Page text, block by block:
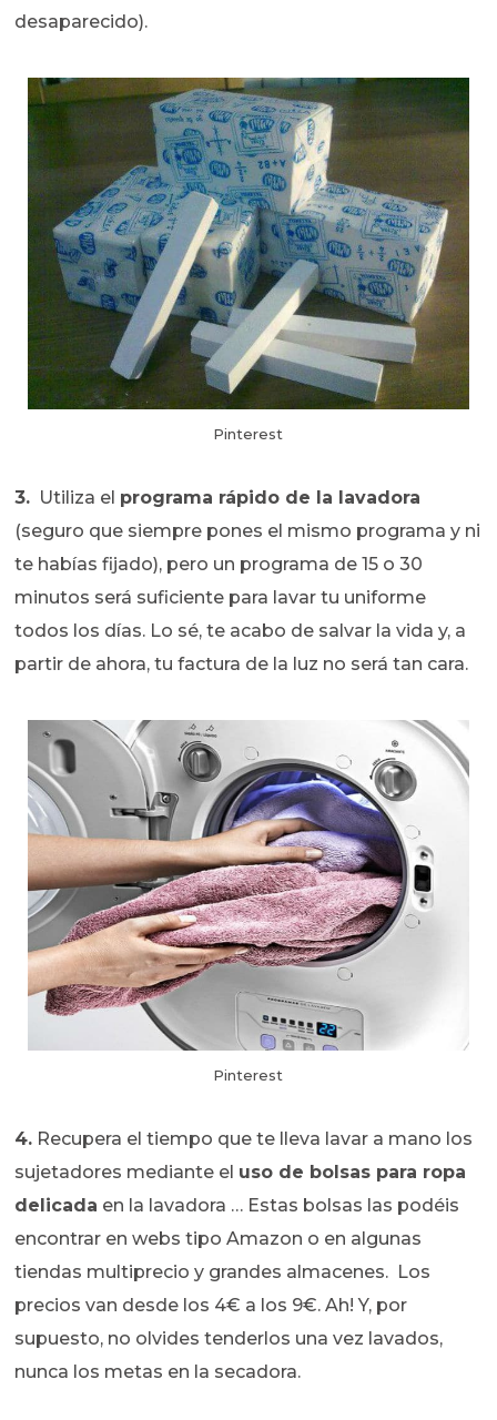
desaparecido).
Pinterest
3. Utiliza el programa rápido de la lavadora
(seguro que siempre pones el mismo programa y ni
te habías fijado), pero un programa de 15 o 30
minutos será suficiente para lavar tu uniforme
todos los días. Lo sé, te acabo de salvar la vida y, a
partir de ahora, tu factura de la luz no será tan cara.
Pinterest
4. Recupera el tiempo que te lleva lavar a mano los
sujetadores mediante el uso de bolsas para ropa
delicada en la lavadora … Estas bolsas las podéis
encontrar en webs tipo Amazon o en algunas
tiendas multiprecio y grandes almacenes. Los
precios van desde los 4€ a los 9€. Ah! Y, por
supuesto, no olvides tenderlos una vez lavados,
nunca los metas en la secadora.